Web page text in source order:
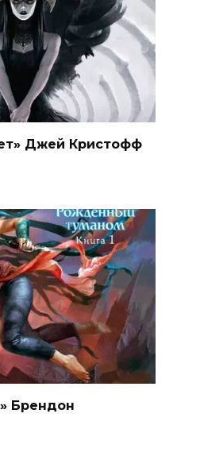
Джей Кристофф
Брендон